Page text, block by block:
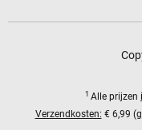
1 Alle prijzen
Verzendkosten: € 6,99